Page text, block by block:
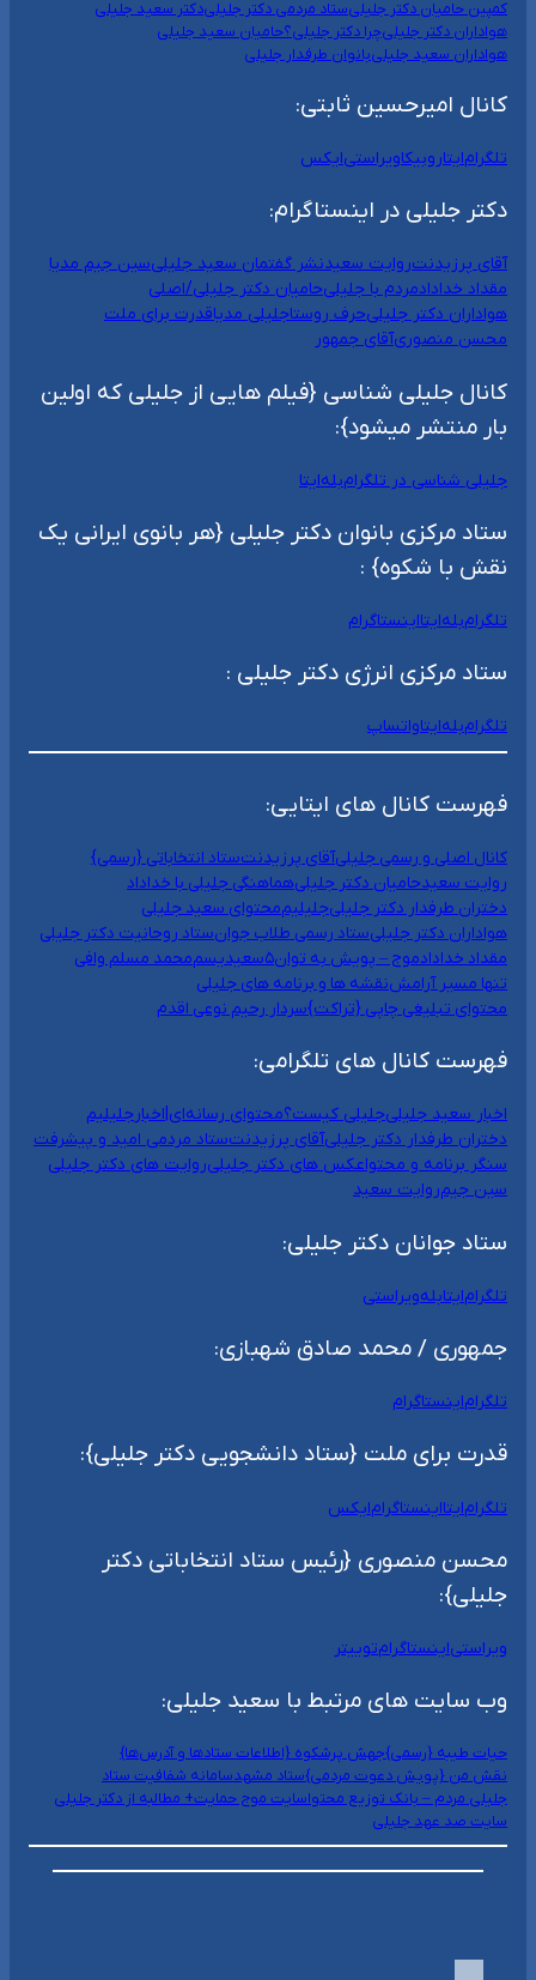
کمپین حامیان دکتر جلیلیستاد مردمی دکتر جلیلیدکتر سعید جلیلی
هواداران دکتر جلیلیچرا دکتر جلیلی؟حامیان سعید جلیلی
هواداران سعید جلیلیبانوان طرفدار جلیلی
کانال امیرحسین ثابتی:
تلگرامایتاروبیکاویراستیایکس
دکتر جلیلی در اینستاگرام:
آقای پرزیدنتروایت سعیدنشر گفتمان سعید جلیلیسین جیم مدیا
مقداد خدادادمردم با جلیلیحامیان دکتر جلیلی/اصلی
هواداران دکتر جلیلیحرف روستاجلیلی مدیاقدرت برای ملت
محسن منصوریآقای جمهور
کانال جلیلی شناسی {فیلم هایی از جلیلی که اولین
بار منتشر میشود}:
جلیلی شناسی در تلگرامبلهایتا
ستاد مرکزی بانوان دکتر جلیلی {هر بانوی ایرانی یک
نقش با شکوه} :
تلگرامبلهایتااینستاگرام
ستاد مرکزی انرژی دکتر جلیلی :
تلگرامبلهایتاواتساپ
فهرست کانال های ایتایی:
کانال اصلی و رسمی جلیلیآقای پرزیدنتستاد انتخاباتی {رسمی}
روایت سعیدحامیان دکتر جلیلیهماهنگی جلیلی با خداداد
دختران طرفدار دکتر جلیلیجلیلیممحتوای سعید جلیلی
هواداران دکتر جلیلیستاد رسمی طلاب جوانستاد روحانیت دکتر جلیلی
مقداد خدادادموج – پویش به توان۵ سعیدیسممحمد مسلم وافی
تنها مسیر آرامشنقشه ها و برنامه های جلیلی
محتوای تبلیغی چاپی {تراکت}سردار رحیم نوعی اقدم
فهرست کانال های تلگرامی:
اخبار سعید جلیلیجلیلی کیست؟محتوای رسانه‌ای|اخبارجلیلیم
دختران طرفدار دکتر جلیلیآقای پرزیدنتستاد مردمی امید و پیشرفت
سنگر برنامه و محتواعکس های دکتر جلیلیروایت های دکتر جلیلی
سین جیمروایت سعید
ستاد جوانان دکتر جلیلی:
تلگرامایتابلهویراستی
جمهوری / محمد صادق شهبازی:
تلگراماینستاگرام
قدرت برای ملت {ستاد دانشجویی دکتر جلیلی}:
تلگرامایتااینستاگرامایکس
محسن منصوری {رئیس ستاد انتخاباتی دکتر
جلیلی}:
ویراستیاینستاگرامتوییتر
وب سایت های مرتبط با سعید جلیلی:
حیات طیبه {رسمی}جهش پرشکوه {اطلاعات ستادها و آدرس‌ها}
نقش من {پویش دعوت مردمی}ستاد مشهدسامانه شفافیت ستاد
جلیلی مردم – بانک توزیع محتواسایت موج حمایت+ مطالبه از دکتر جلیلی
سایت صد عهد جلیلی